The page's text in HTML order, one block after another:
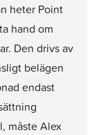
heter Point
hand om
Den drivs av
belägen
endast
måste Alex